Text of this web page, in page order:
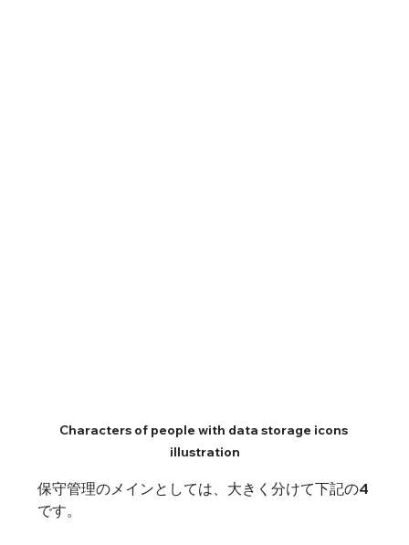
Characters of people with data storage icons
illustration
保守管理のメインとしては、大きく分けて下記の4
です。